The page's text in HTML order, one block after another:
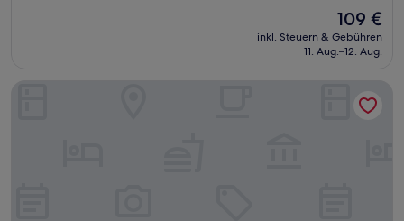
Der
Preis
beträgt
109 €
inkl. Steuern & Gebühren
11. Aug.–12. Aug.
American Inn